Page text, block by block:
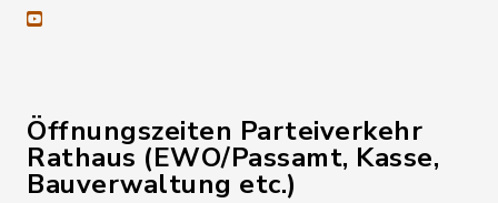
youtube
Öffnungszeiten Parteiverkehr
Rathaus (EWO/Passamt, Kasse,
Bauverwaltung etc.)